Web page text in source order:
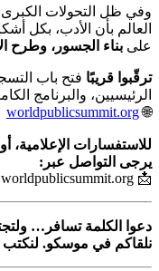
وفي ظل التحولات الكبرى
العالم بأن الأدب، بكل
على بناء الجسور، وطرح
ترقّبوا قريبًا فتح باب
الرئيسيين، والبرنامج
🌐
worldpublicsummit.org
للاستفسارات الإعلامية،
يرجى التواصل عبر:
📩
دعوا الكلمة تسافر…
نلقاكم في موسكو. لنكتب